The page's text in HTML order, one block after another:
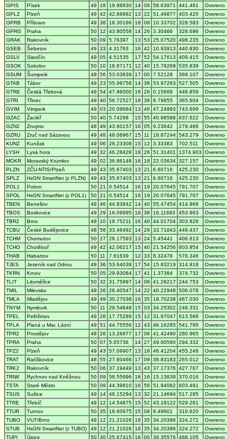
GPIS
Písek 49 18 19.98830 14 08 58.63971 441.481
Overeno
GPLZ
Plzeň 49 42 42.68992 13 22 51.49877 403.420
Overeno
GPRB
Příbram 49 38 18.30186 18 09 10.33702 328.583
Overeno
GPRG
Praha 50 12 43.80558 14 26 3.30466 328.696
Overeno
GRAK
Rakovník 50 09 5.76397 13 53 25.07520 498.235
Overeno
GSEB
Šebetov 49 33 4.31763 16 42 10.93913 440.830
Overeno
GSLV
Slavičín 49 05 4.51535 17 52 54.17613 409.415
Overeno
GSOK
Sokolov 50 10 18.87171 12 40 15.78269 535.839
Overeno
GSUM
Šumperk 49 56 53.03839 17 00 7.52128 369.107
Overeno
GTAB
Tábor 49 23 55.99758 14 38 53.97263 527.505
Overeno
GTRE
Česká Třebová 49 54 47.96000 16 26 0.15666 446.859
Overeno
GTRI
Třinec 49 40 56.72527 18 39 8.79855 365.604
Overeno
GVIM
Vimperk 49 03 20.09684 13 46 47.24993 743.699
Overeno
GZAC
Žacléř 50 40 5.74298 15 55 40.98588 637.622
Overeno
GZN2
Znojmo 48 49 43.60157 16 05 9.23642 279.466
Overeno
GZRU
Zruč nad Sázavou 49 48 48.06967 15 11 18.87244 543.279
Overeno
KUNZ
Kunžak 49 06 26.23308 15 12 3.33383 702.511
Overeno
LYSH
Lysá hora 49 32 46.28428 18 26 51.31401 1374.903
Overeno
MOKR
Moravský Krumlov 49 02 36.86148 16 18 22.03634 327.157
Overeno
PLZN
ZČU-NTIS/Plzeň 49 43 35.67403 13 21 6.60716 425.230
Overeno
SPLZ
HxGN SmartNet (z PLZN) 49 43 35.67403 13 21 6.60716 425.230
Overeno
POL1
Polom 50 21 0.54514 16 19 20.07645 791.707
Overeno
SPOL
HxGN SmartNet (z POL1) 50 21 0.54514 16 19 20.07645 791.707
Overeno
TBEN
Benešov 49 46 44.83842 14 40 55.47454 414.968
Overeno
TBOS
Boskovice 49 29 16.09995 16 38 16.11693 453.963
Overeno
TBR2
Brno 49 10 18.75211 16 40 44.01704 303.826
Overeno
TCBU
České Budějovice 48 58 33.46492 14 29 33.71843 449.437
Overeno
TCHM
Chomutov 50 27 26.17593 13 24 5.45441 406.613
Overeno
TCHO
Chotěboř 49 42 42.06217 15 40 21.54256 603.954
Overeno
THAB
Habartov 50 11 7.61639 12 33 8.32478 576.346
Overeno
TJES
Jeseník nad Odrou 49 36 53.64038 17 54 15.83219 314.918
Overeno
TKRN
Krnov 50 05 29.93084 17 41 1.37384 374.732
Overeno
TLIT
Litoměřice 50 32 31.75997 14 08 41.28217 244.753
Overeno
TMIL
Milevsko 49 26 26.40547 14 22 40.22949 506.078
Overeno
TMLA
Mladějov 49 49 30.27038 16 35 18.70238 467.030
Overeno
TNYM
Nymburk 50 11 29.54648 15 03 34.25302 248.331
Overeno
TPEL
Pelhřimov 49 26 17.75289 15 12 31.97047 613.566
Overeno
TPLA
Planá u Mar. Lázní 49 51 44.75556 12 43 46.16285 541.795
Overeno
TPR2
Prostějov 49 28 13.26977 17 06 41.42490 280.965
Overeno
TPRA
Praha 50 07 5.05736 14 27 49.00590 294.332
Overeno
TPZ2
Plzeň 49 43 57.09907 13 18 46.41204 455.248
Overeno
TRAT
Ratíškovice 48 55 27.60466 17 09 38.83183 265.012
Overeno
TRK2
Rakovník 50 06 37.19449 13 43 37.17376 427.767
Overeno
TRNK
Rychnov nad Kněžnou 50 09 58.55996 16 16 15.13839 370.016
Overeno
TSTA
Staré Město 50 09 44.39910 16 56 51.94082 603.491
Overeno
TSUS
Sušice 49 14 46.15294 13 32 21.14694 517.295
Overeno
TTRE
Třebíč 49 12 14.54875 15 52 43.18122 529.261
Overeno
TTUR
Turnov 50 35 18.60975 15 08 9.49601 310.620
Overeno
TUBO
VUT/Brno 49 12 21.21026 16 35 34.20396 324.272
Overeno
STUB
HxGN SmartNet (z TUBO) 49 12 21.21026 16 35 34.20396 324.272
Overeno
TUPI
Úpice 50 30 25.67415 16 00 39.35576 468.105 Overeno